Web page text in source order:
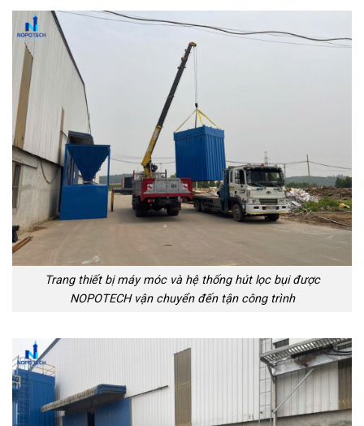
Trang thiết bị máy móc và hệ thống hút lọc bụi được
NOPOTECH vận chuyển đến tận công trình